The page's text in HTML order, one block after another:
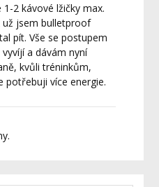
1-2 kávové lžičky max.
už jsem bulletproof
pít. Vše se postupem
vyvíjí a dávám nyní
kvůli tréninkům,
potřebuji více energie.